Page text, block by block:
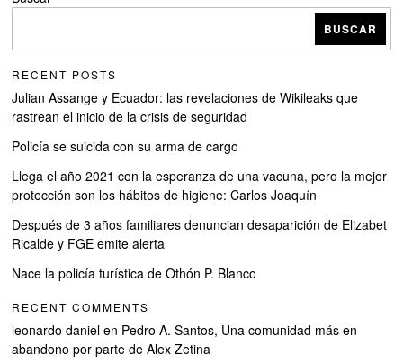
BUSCAR
RECENT POSTS
Julian Assange y Ecuador: las revelaciones de Wikileaks que
rastrean el inicio de la crisis de seguridad
Policía se suicida con su arma de cargo
Llega el año 2021 con la esperanza de una vacuna, pero la mejor
protección son los hábitos de higiene: Carlos Joaquín
Después de 3 años familiares denuncian desaparición de Elizabet
Ricalde y FGE emite alerta
Nace la policía turística de Othón P. Blanco
RECENT COMMENTS
leonardo daniel en Pedro A. Santos, Una comunidad más en
abandono por parte de Alex Zetina